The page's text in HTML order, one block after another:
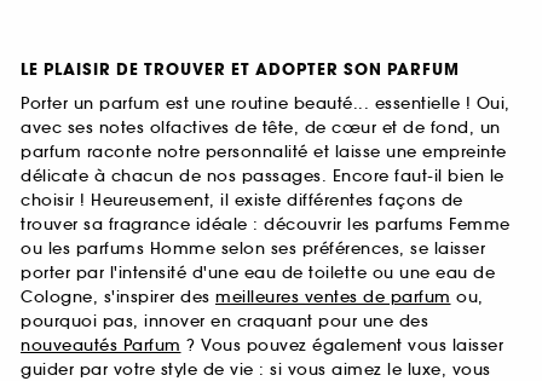
LE PLAISIR DE TROUVER ET ADOPTER SON PARFUM
Porter un parfum est une routine beauté... essentielle ! Oui,
avec ses notes olfactives de tête, de cœur et de fond, un
parfum raconte notre personnalité et laisse une empreinte
délicate à chacun de nos passages. Encore faut-il bien le
choisir ! Heureusement, il existe différentes façons de
trouver sa fragrance idéale : découvrir les parfums Femme
ou les parfums Homme selon ses préférences, se laisser
porter par l'intensité d'une eau de toilette ou une eau de
Cologne, s'inspirer des meilleures ventes de parfum ou,
pourquoi pas, innover en craquant pour une des
nouveautés Parfum ? Vous pouvez également vous laisser
guider par votre style de vie : si vous aimez le luxe, vous